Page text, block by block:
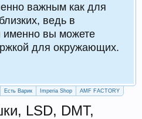
важным как для
ведь в
именно вы можете
для окружающих.
Есть Варик Imperia Shop AMF FACTORY
LSD, DMT,